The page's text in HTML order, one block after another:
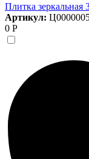
Плитка зеркальная
Артикул:
0 Р